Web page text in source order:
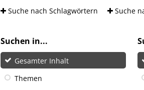
Suche nach Schlagwörtern Suche
Suchen in...
Gesamter Inhalt
Themen